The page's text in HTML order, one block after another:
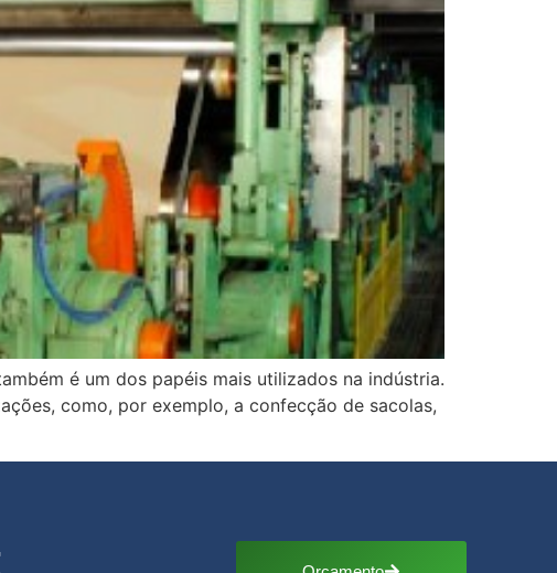
é um dos papéis mais utilizados na indústria.
como, por exemplo, a confecção de sacolas,